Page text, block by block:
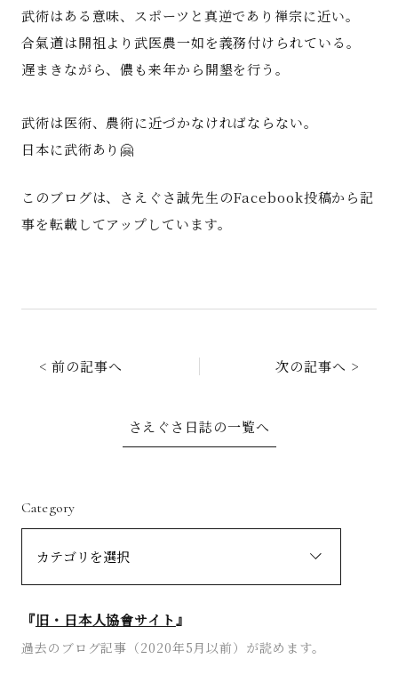
武術はある意味、スポーツと真逆であり禅宗に近い。
合氣道は開祖より武医農一如を義務付けられている。
遅まきながら、儂も来年から開墾を行う。
武術は医術、農術に近づかなければならない。
日本に武術あり🤗
このブログは、さえぐさ誠先生のFacebook投稿から記
事を転載してアップしています。
< 前の記事へ 次の記事へ >
さえぐさ日誌の一覧へ
Category
『旧・日本人協會サイト』
過去のブログ記事（2020年5月以前）が読めます。